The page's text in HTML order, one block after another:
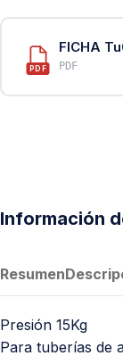
PDF
FICHA
PDF
Información
Resumen
Presión 15Kg
Para tuberías de